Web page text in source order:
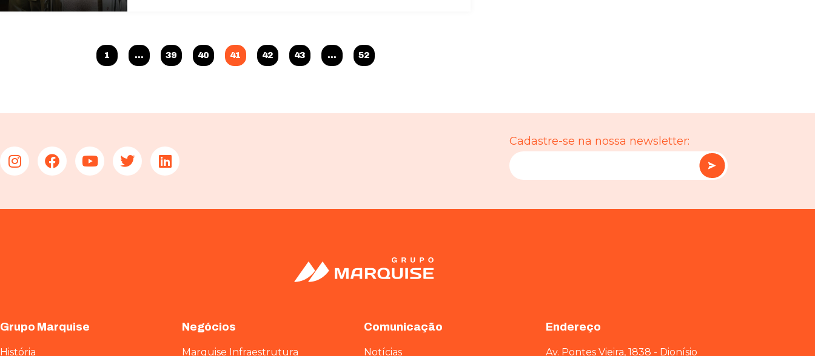
1 … 39 40 41 42 43 … 52
Cadastre-se na nossa newsletter:
Grupo Marquise
História
Negócios
Marquise Infraestrutura
Comunicação
Notícias
Endereço
Av. Pontes Vieira, 1838 - Dionísio